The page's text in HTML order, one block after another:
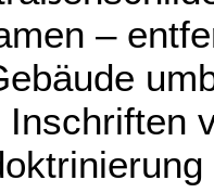
–
Inschriften